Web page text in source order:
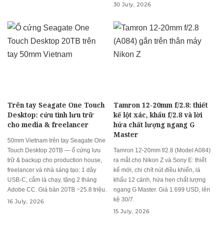
30 July, 2026
Trên tay Seagate One Touch
Desktop: cứu tinh lưu trữ
cho media & freelancer
50mm Vietnam trên tay Seagate One
Touch Desktop 20TB — ổ cứng lưu
trữ & backup cho production house,
freelancer và nhà sáng tạo: 1 dây
USB-C, cắm là chạy, tặng 2 tháng
Adobe CC. Giá bản 20TB ~25.8 triệu.
16 July, 2026
Tamron 12-20mm f/2.8: thiết
kế lột xác, khẩu f/2.8 và lời
hứa chất lượng ngang G
Master
Tamron 12-20mm f/2.8 (Model A084)
ra mắt cho Nikon Z và Sony E: thiết
kế mới, chi chít nút điều khiển, lá
khẩu 12 cánh, hứa hẹn chất lượng
ngang G Master. Giá 1.699 USD, lên
kệ 30/7.
15 July, 2026